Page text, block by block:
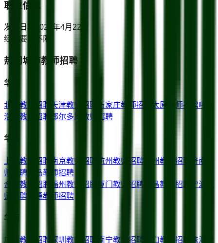
职位信息
发布日期
2025年4月22日
经验要求
不限
热门城市教师招聘
华北
北京 教师招聘 天津教师招聘 石家庄教师招聘 太原 教师招聘呼和
浩特 教师招聘 鄂尔多斯 教师招聘
华东
上海 教师招聘 南京教师招聘 杭州教师招聘 苏州教师招聘 济南
师招聘 青岛教师招聘
合肥 教师招聘 福州教师招聘 厦门 教师招聘 南昌教师招聘 宁波
师招聘 南通教师招聘
华南
广州 教师招聘 深圳 教师招聘 南宁教师招聘 海口教师招聘 珠海